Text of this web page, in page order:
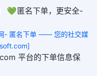
💚 匿名下单，更安全-
- 匿名下单 —— 您的社交媒
平台的下单信息保